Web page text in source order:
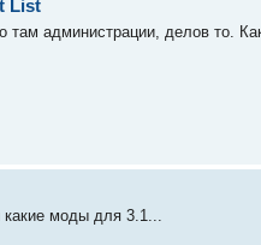
List
там администрации, делов то.
какие моды для 3.1...